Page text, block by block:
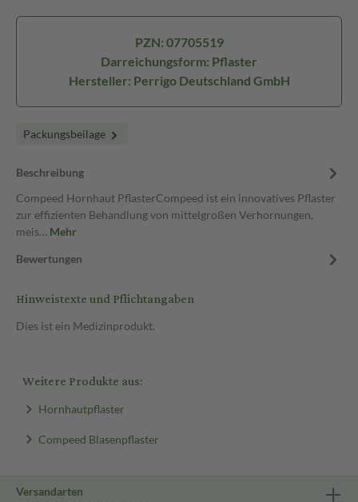
PZN: 07705519
Darreichungsform: Pflaster
Hersteller: Perrigo Deutschland GmbH
Packungsbeilage
Beschreibung
Compeed Hornhaut PflasterCompeed ist ein innovatives Pflaster
zur effizienten Behandlung von mittelgroßen Verhornungen,
meis… Mehr
Bewertungen
Hinweistexte und Pflichtangaben
Dies ist ein Medizinprodukt.
Weitere Produkte aus:
Hornhautpflaster
Compeed Blasenpflaster
Versandarten